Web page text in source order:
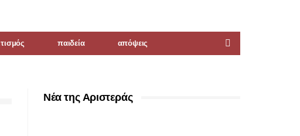
παιδεία απόψεις
Νέα της Αριστεράς